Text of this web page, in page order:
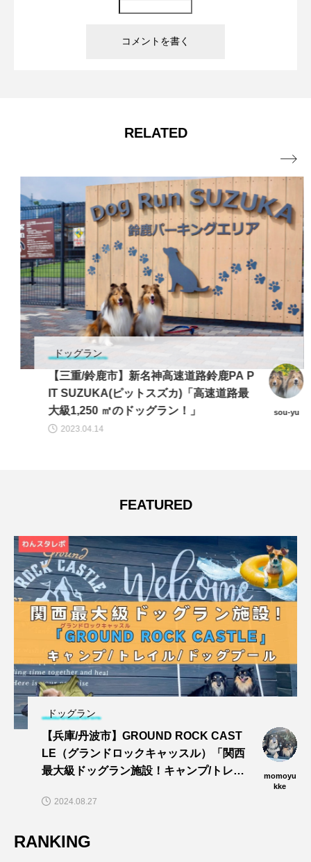
RELATED
ドッグラン
【三重/鈴鹿市】新名神高速道路鈴鹿PA P
IT SUZUKA(ピットスズカ)「高速道路最
大級1,250 ㎡のドッグラン！」
sou-yu
2023.04.14

FEATURED
ドッグラン
【兵庫/丹波市】GROUND ROCK CAST
LE（グランドロックキャッスル）「関西
最大級ドッグラン施設！キャンプ/トレイ
う〜🎵」
momoyu
kke
2024.08.27
RANKING